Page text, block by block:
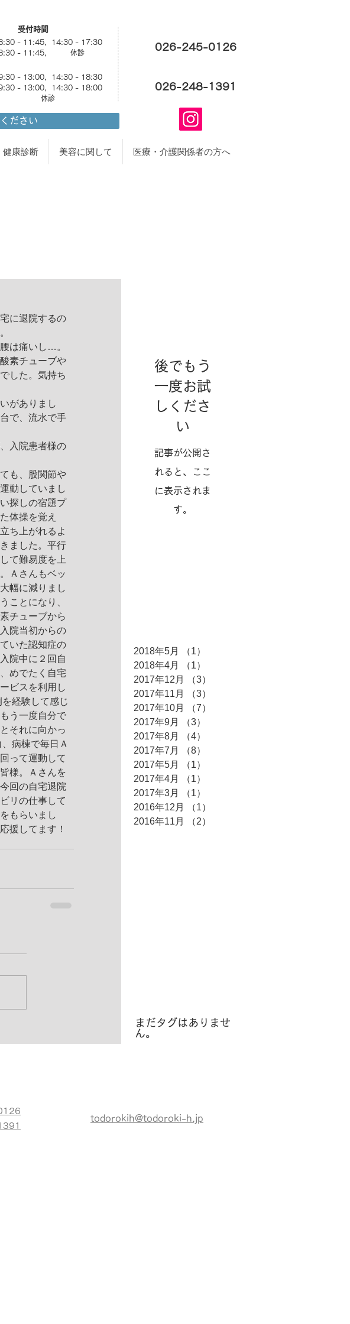
受付時間
- 11:45, 14:30 - 17:30
8:30 - 11:45, 休診
026-245-0126
- 13:00, 14:30 - 18:30
- 13:00, 14:30 - 18:00
休診
ださい
026-248-1391
健康診断 美容に関して 医療・介護関係者の方へ
に退院するの
は痛いし…。
素チューブや
した。気持ち
がありまし
で、流水で手
入院患者様の
も、股関節や
動していまし
探しの宿題プ
体操を覚え
ち上がれるよ
ました。平行
て難易度を上
Ａさんもベッ
幅に減りまし
ことになり、
チューブから
院当初からの
いた認知症の
院中に２回自
めでたく自宅
ビスを利用し
経験して感じ
う一度自分で
それに向かっ
病棟で毎日Ａ
って運動して
様。Ａさんを
回の自宅退院
リの仕事して
もらいまし
援してます！
後でもう
一度お試
しくださ
い
記事が公開さ
れると、ここ
に表示されま
す。
2018年5月 （1）
2018年4月
（1）
2017年12月
（3）
2017年11月
（3）
2017年10月
（7）
2017年9月
（3）
2017年8月
（4）
2017年7月
（8）
2017年5月
（1）
2017年4月
（1）
2017年3月
（1）
2016年12月
（1）
2016年11月
（2）
まだタグはありませ
ん。
todorokih@todoroki-h.jp